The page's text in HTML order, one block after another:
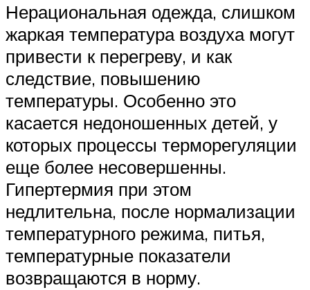
Нерациональная одежда, слишком
жаркая температура воздуха могут
привести к перегреву, и как
следствие, повышению
температуры. Особенно это
касается недоношенных детей, у
которых процессы терморегуляции
еще более несовершенны.
Гипертермия при этом
недлительна, после нормализации
температурного режима, питья,
температурные показатели
возвращаются в норму.